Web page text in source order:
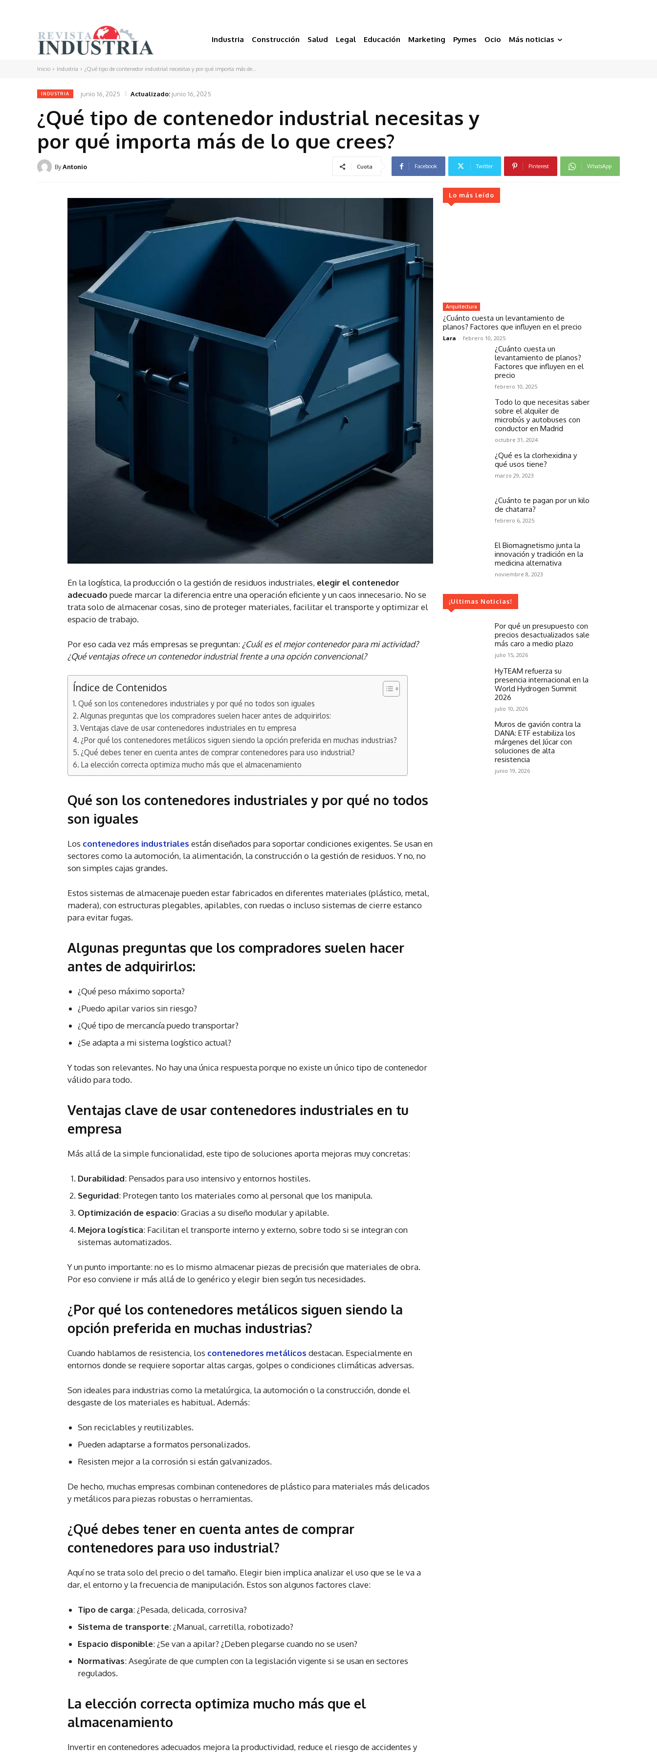
Industria Construcción Salud Legal Educación Marketing Pymes Ocio Más noticias
Inicio Industria ¿Qué tipo de contenedor industrial necesitas y por qué importa más de...
INDUSTRIA junio 16, 2025 Actualizado: junio 16, 2025
¿Qué tipo de contenedor industrial necesitas y
por qué importa más de lo que crees?
ByAntonio Cuota Facebook Twitter Pinterest WhatsApp
En la logística, la producción o la gestión de residuos industriales, elegir el contenedor
adecuado puede marcar la diferencia entre una operación eficiente y un caos innecesario. No se
trata solo de almacenar cosas, sino de proteger materiales, facilitar el transporte y optimizar el
espacio de trabajo.
Por eso cada vez más empresas se preguntan:¿Cuál es el mejor contenedor para mi actividad?
¿Qué ventajas ofrece un contenedor industrial frente a una opción convencional?
Índice de Contenidos
Qué son los contenedores industriales y por qué no todos son iguales
Algunas preguntas que los compradores suelen hacer antes de adquirirlos:
Ventajas clave de usar contenedores industriales en tu empresa
¿Por qué los contenedores metálicos siguen siendo la opción preferida en muchas industrias?
¿Qué debes tener en cuenta antes de comprar contenedores para uso industrial?
La elección correcta optimiza mucho más que el almacenamiento
Qué son los contenedores industriales y por qué no todos
son iguales
Los contenedores industriales están diseñados para soportar condiciones exigentes. Se usan en
sectores como la automoción, la alimentación, la construcción o la gestión de residuos. Y no, no
son simples cajas grandes.
Estos sistemas de almacenaje pueden estar fabricados en diferentes materiales (plástico, metal,
madera), con estructuras plegables, apilables, con ruedas o incluso sistemas de cierre estanco
para evitar fugas.
Algunas preguntas que los compradores suelen hacer
antes de adquirirlos:
¿Qué peso máximo soporta?
¿Puedo apilar varios sin riesgo?
¿Qué tipo de mercancía puedo transportar?
¿Se adapta a mi sistema logístico actual?
Y todas son relevantes. No hay una única respuesta porque no existe un único tipo de contenedor
válido para todo.
Ventajas clave de usar contenedores industriales en tu
empresa
Más allá de la simple funcionalidad, este tipo de soluciones aporta mejoras muy concretas:
Durabilidad: Pensados para uso intensivo y entornos hostiles.
Seguridad: Protegen tanto los materiales como al personal que los manipula.
Optimización de espacio: Gracias a su diseño modular y apilable.
Mejora logística: Facilitan el transporte interno y externo, sobre todo si se integran con
sistemas automatizados.
Y un punto importante: no es lo mismo almacenar piezas de precisión que materiales de obra.
Por eso conviene ir más allá de lo genérico y elegir bien según tus necesidades.
¿Por qué los contenedores metálicos siguen siendo la
opción preferida en muchas industrias?
Cuando hablamos de resistencia, los contenedores metálicos destacan. Especialmente en
entornos donde se requiere soportar altas cargas, golpes o condiciones climáticas adversas.
Son ideales para industrias como la metalúrgica, la automoción o la construcción, donde el
desgaste de los materiales es habitual. Además:
Son reciclables y reutilizables.
Pueden adaptarse a formatos personalizados.
Resisten mejor a la corrosión si están galvanizados.
De hecho, muchas empresas combinan contenedores de plástico para materiales más delicados
y metálicos para piezas robustas o herramientas.
¿Qué debes tener en cuenta antes de comprar
contenedores para uso industrial?
Aquí no se trata solo del precio o del tamaño. Elegir bien implica analizar el uso que se le va a
dar, el entorno y la frecuencia de manipulación. Estos son algunos factores clave:
Tipo de carga: ¿Pesada, delicada, corrosiva?
Sistema de transporte: ¿Manual, carretilla, robotizado?
Espacio disponible: ¿Se van a apilar? ¿Deben plegarse cuando no se usen?
Normativas: Asegúrate de que cumplen con la legislación vigente si se usan en sectores
regulados.
La elección correcta optimiza mucho más que el
almacenamiento
Invertir en contenedores adecuados mejora la productividad, reduce el riesgo de accidentes y
Lo más leído
Arquitectura
¿Cuánto cuesta un levantamiento de
planos? Factores que influyen en el precio
Lara - febrero 10, 2025
¿Cuánto cuesta un
levantamiento de planos?
Factores que influyen en el
precio
febrero 10, 2025
Todo lo que necesitas saber
sobre el alquiler de
microbús y autobuses con
conductor en Madrid
octubre 31, 2024
¿Qué es la clorhexidina y
qué usos tiene?
marzo 29, 2023
¿Cuánto te pagan por un kilo
de chatarra?
febrero 6, 2025
El Biomagnetismo junta la
innovación y tradición en la
medicina alternativa
noviembre 8, 2023
¡Ultimas Noticias!
Por qué un presupuesto con
precios desactualizados sale
más caro a medio plazo
julio 15, 2026
HyTEAM refuerza su
presencia internacional en la
World Hydrogen Summit
2026
julio 10, 2026
Muros de gavión contra la
DANA: ETF estabiliza los
márgenes del Júcar con
soluciones de alta
resistencia
junio 19, 2026